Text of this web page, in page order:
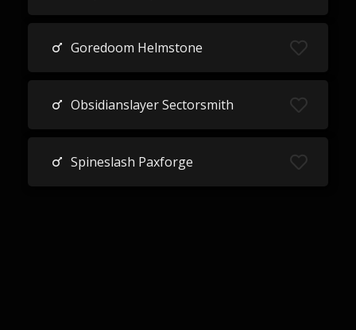
Goredoom Helmstone
Obsidianslayer Sectorsmith
Spineslash Paxforge